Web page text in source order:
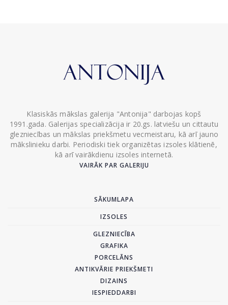
Klasiskās mākslas galerija "Antonija" darbojas kopš
1991.gada. Galerijas specializācija ir 20.gs. latviešu un cittautu
glezniecības un mākslas priekšmetu vecmeistaru, kā arī jauno
mākslinieku darbi. Periodiski tiek organizētas izsoles klātienē,
kā arī vairākdienu izsoles internetā.
VAIRĀK PAR GALERIJU
SĀKUMLAPA
IZSOLES
GLEZNIECĪBA
GRAFIKA
PORCELĀNS
ANTIKVĀRIE PRIEKŠMETI
DIZAINS
IESPIEDDARBI